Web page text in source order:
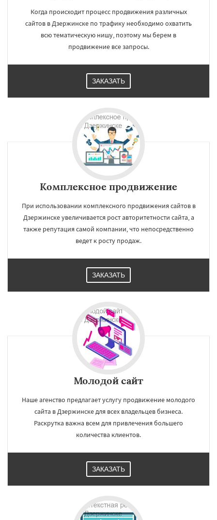
Когда происходит процесс продвижения различных
сайтов в Дзержинске по трафику необходимо охватить
всю тематическую нишу, поэтому мы берем в
продвижение все запросы.
ЗАКАЗАТЬ
Комплексное продвижение
При использовании комплексного продвижения сайтов в
Дзержинске увеличивается рост авторитетности сайта, а
также репутация самой компании, что непосредственно
ведет к росту продаж.
ЗАКАЗАТЬ
Молодой сайт
Наше агенство предлагает услугу продвижение молодого
сайта в Дзержинске для всех владельцев бизнеса.
Раскрутка важна всем для привлечения большего
количества клиентов.
ЗАКАЗАТЬ